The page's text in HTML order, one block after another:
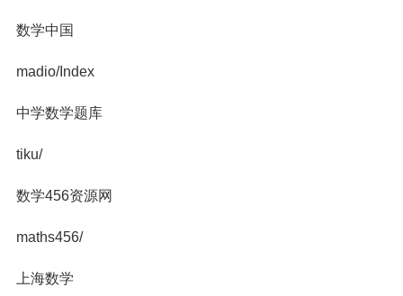
数学中国
madio/Index
中学数学题库
tiku/
数学456资源网
maths456/
上海数学